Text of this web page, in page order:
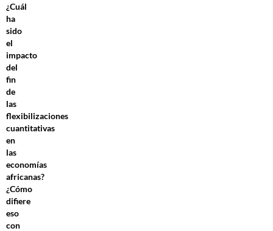
¿Cuál
ha
sido
el
impacto
del
fin
de
las
flexibilizaciones
cuantitativas
en
las
economías
africanas?
¿Cómo
difiere
eso
con